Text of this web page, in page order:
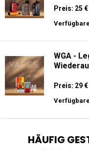
Preis: 25 €
WGA -
Preis: 29 €
HÄUFIG